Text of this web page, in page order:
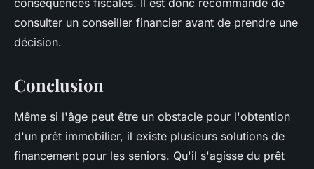
conséquences fiscales. Il est donc recommandé de
consulter un conseiller financier avant de prendre une
décision.
Conclusion
Même si l'âge peut être un obstacle pour l'obtention
d'un prêt immobilier, il existe plusieurs solutions de
financement pour les seniors. Qu'il s'agisse du prêt